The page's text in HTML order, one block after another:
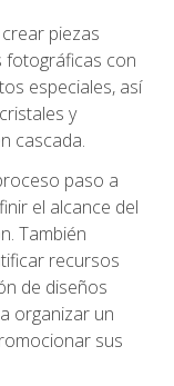
piezas
fotográficas con
especiales, así
y
cascada.
paso a
el alcance del
También
recursos
de diseños
organizar un
sus